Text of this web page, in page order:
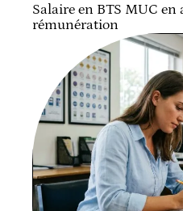
Salaire en BTS MUC
rémunération